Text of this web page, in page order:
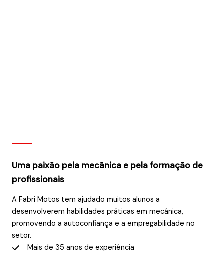
Uma paixão pela mecânica e pela formação de
profissionais
A Fabri Motos tem ajudado muitos alunos a
desenvolverem habilidades práticas em mecânica,
promovendo a autoconfiança e a empregabilidade no
setor.
Mais de 35 anos de experiência